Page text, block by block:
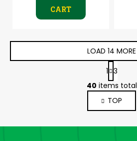
CART
L
i
s
t
i
LOAD 14 MORE
P
a
g
i
n
a
1 3
40 items total
TOP
F